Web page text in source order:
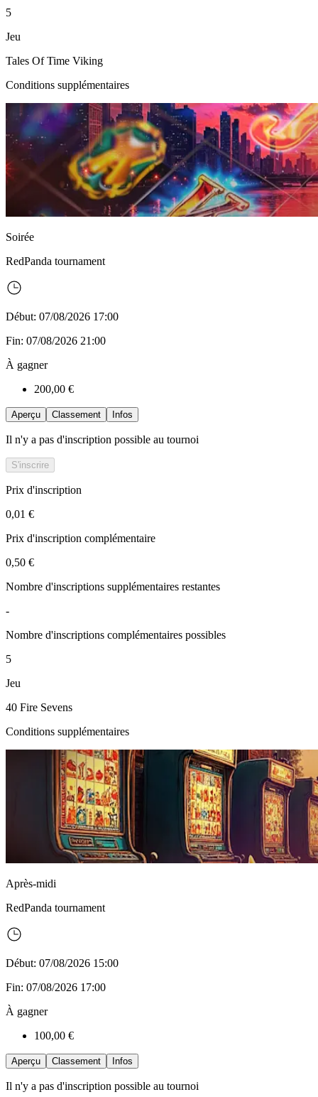
5
Jeu
Tales Of Time Viking
Conditions supplémentaires
Soirée
RedPanda tournament
Début: 07/08/2026 17:00
Fin: 07/08/2026 21:00
À gagner
200,00 €
Aperçu Classement Infos
Il n'y a pas d'inscription possible au tournoi
S'inscrire
Prix d'inscription
0,01 €
Prix d'inscription complémentaire
0,50 €
Nombre d'inscriptions supplémentaires restantes
-
Nombre d'inscriptions complémentaires possibles
5
Jeu
40 Fire Sevens
Conditions supplémentaires
Après-midi
RedPanda tournament
Début: 07/08/2026 15:00
Fin: 07/08/2026 17:00
À gagner
100,00 €
Aperçu Classement Infos
Il n'y a pas d'inscription possible au tournoi